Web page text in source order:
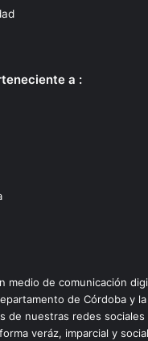
a :
medio de comunicación
de Córdoba y
de nuestras redes sociales
veráz, imparcial y